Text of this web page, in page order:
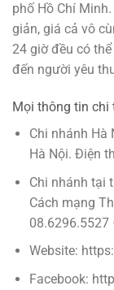
phố Hồ Chí
giản, giá cả vô
24 giờ đều có
đến người yêu
Mọi thông tin chi
Chi nhánh Hà
Hà Nội. Điện
Chi nhánh tại
Cách mạng
Website:
Facebook: